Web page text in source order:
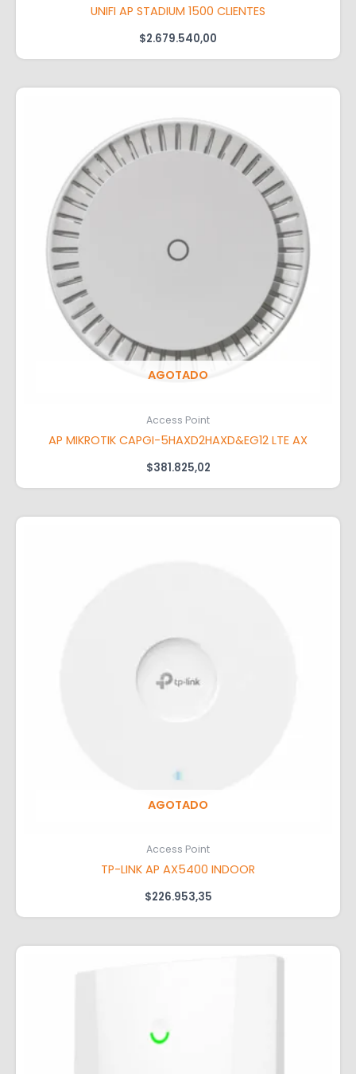
UNIFI AP STADIUM 1500 CLIENTES
$2.679.540,00
AGOTADO
Access Point
AP MIKROTIK CAPGI-5HAXD2HAXD&EG12 LTE AX
$381.825,02
AGOTADO
Access Point
TP-LINK AP AX5400 INDOOR
$226.953,35